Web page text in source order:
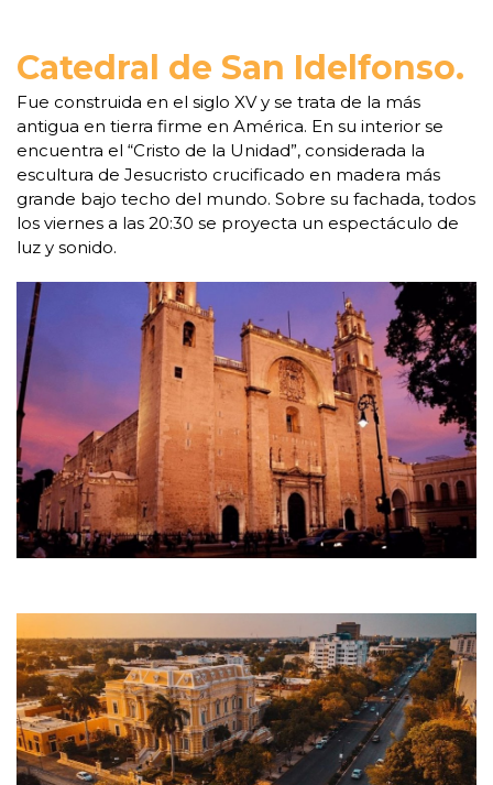
Catedral de San Idelfonso.
Fue construida en el siglo XV y se trata de la más
antigua en tierra firme en América. En su interior se
encuentra el “Cristo de la Unidad”, considerada la
escultura de Jesucristo crucificado en madera más
grande bajo techo del mundo. Sobre su fachada, todos
los viernes a las 20:30 se proyecta un espectáculo de
luz y sonido.